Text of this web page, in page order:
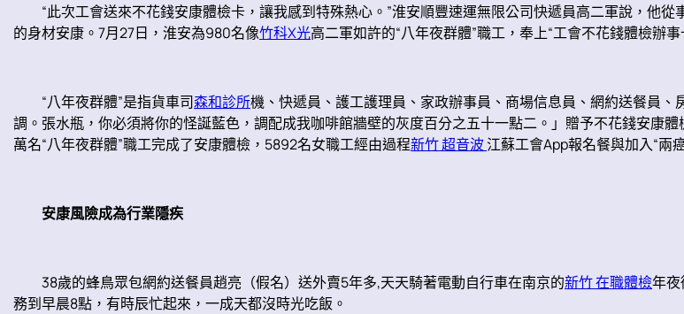
“此次工會送來不花錢安康體檢卡，讓我感到特殊熱心。”淮安順豐速運無限公司快遞員高二軍說，他
的身材安康。7月27日，淮安為980名像竹科X光高二軍如許的“八年夜群體”職工，奉上“工會不花錢體檢辦事
“八年夜群體”是指貨車司森和診所機、快遞員、護工護理員、家政辦事員、商場信息員、網約送餐員
調。張水瓶，你必須將你的怪誕藍色，調配成我咖啡館牆壁的灰度百分之五十一點二。」贈予不花錢安康
萬名“八年夜群體”職工完成了安康體檢，5892名女職工經由過程新竹 超音波江蘇工會App報名餐與加入“兩
安康風險成為行業隱疾
38歲的蜂鳥眾包網約送餐員趙亮（假名）送外賣5年多,天天騎著電動自行車在南京的新竹 在職體檢年
務到早晨8點，有時辰忙起來，一成天都沒時光吃飯。